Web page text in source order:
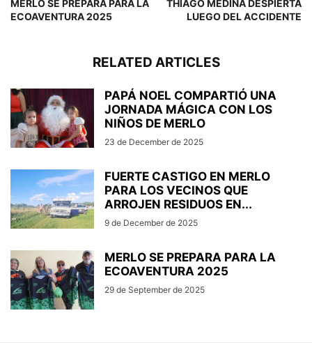
MERLO SE PREPARA PARA LA
ECOAVENTURA 2025
THIAGO MEDINA DESPIERTA
LUEGO DEL ACCIDENTE
RELATED ARTICLES
PAPÁ NOEL COMPARTIÓ UNA
JORNADA MÁGICA CON LOS
NIÑOS DE MERLO
23 de December de 2025
FUERTE CASTIGO EN MERLO
PARA LOS VECINOS QUE
ARROJEN RESIDUOS EN...
9 de December de 2025
MERLO SE PREPARA PARA LA
ECOAVENTURA 2025
29 de September de 2025